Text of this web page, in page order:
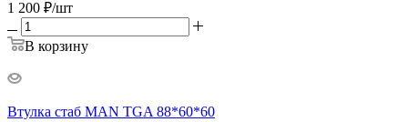
1 200 ₽/шт
В корзину
Втулка стаб MAN TGA 88*60*60